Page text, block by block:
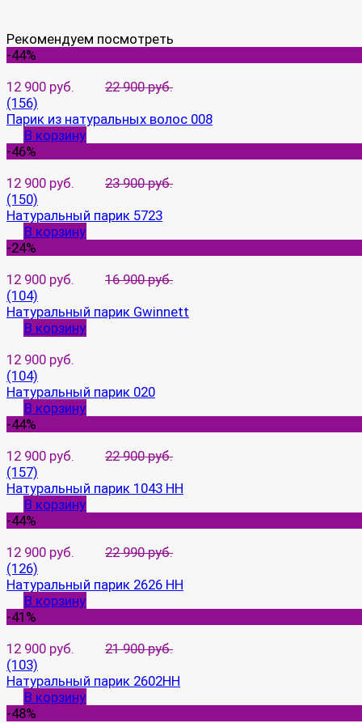
Рекомендуем посмотреть
-44%
12 900 руб.
22 900 руб.
(156)
Парик из натуральных волос 008
В корзину
-46%
12 900 руб.
23 900 руб.
(150)
Натуральный парик 5723
В корзину
-24%
12 900 руб.
16 900 руб.
(104)
Натуральный парик Gwinnett
В корзину
12 900 руб.
(104)
Натуральный парик 020
В корзину
-44%
12 900 руб.
22 900 руб.
(157)
Натуральный парик 1043 HH
В корзину
-44%
12 900 руб.
22 990 руб.
(126)
Натуральный парик 2626 HH
В корзину
-41%
12 900 руб.
21 900 руб.
(103)
Натуральный парик 2602НН
В корзину
-48%